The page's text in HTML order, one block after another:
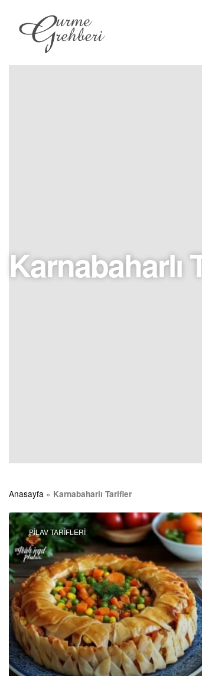
Karnabaharlı
Anasayfa » Karnabaharlı Tarifler
PILAV TARIFLERI